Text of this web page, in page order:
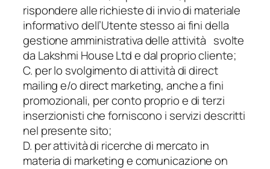
rispondere alle richieste di invio di materiale
informativo dell’Utente stesso ai fini della
gestione amministrativa delle attività svolte
da Lakshmi House Ltd e dal proprio cliente;
C. per lo svolgimento di attività di direct
mailing e/o direct marketing, anche a fini
promozionali, per conto proprio e di terzi
inserzionisti che forniscono i servizi descritti
nel presente sito;
D. per attività di ricerche di mercato in
materia di marketing e comunicazione on